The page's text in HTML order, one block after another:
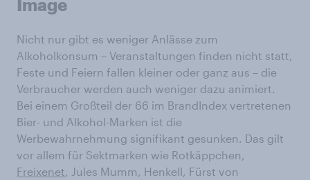
Image
Nicht nur gibt es weniger Anlässe zum
Alkoholkonsum – Veranstaltungen finden nicht statt,
Feste und Feiern fallen kleiner oder ganz aus – die
Verbraucher werden auch weniger dazu animiert.
Bei einem Großteil der 66 im BrandIndex vertretenen
Bier- und Alkohol-Marken ist die
Werbewahrnehmung signifikant gesunken. Das gilt
vor allem für Sektmarken wie Rotkäppchen,
Freixenet, Jules Mumm, Henkell, Fürst von